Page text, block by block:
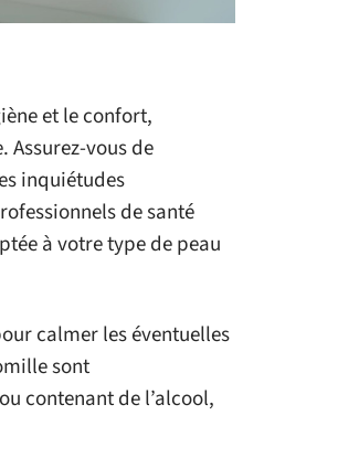
et le confort,
Assurez-vous de
inquiétudes
de santé
à votre type de peau
calmer les éventuelles
sont
contenant de l’alcool,